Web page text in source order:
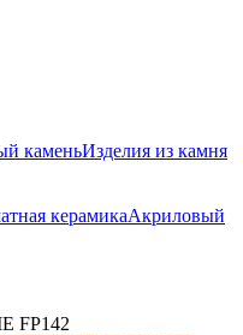
каменьИзделия из камня
керамикаАкриловый
FP142